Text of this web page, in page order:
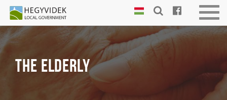
Keyboard
shortcuts
Log
in:
be-
THE ELDERLY